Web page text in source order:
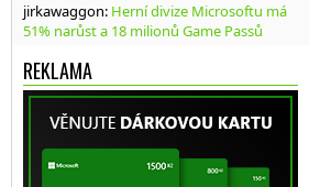
jirkawaggon: Herní divize Microsoftu má
51% narůst a 18 milionů Game Passů
REKLAMA